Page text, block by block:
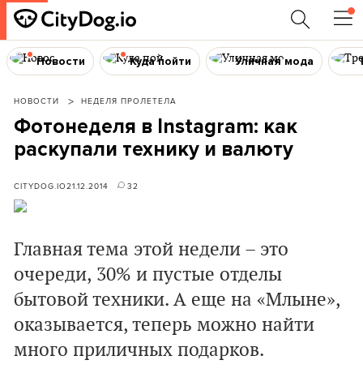
Новости Куда пойти Уличная мода
НОВОСТИ НЕДЕЛЯ ПРОЛЕТЕЛА
Фотонеделя в Instagram: как
раскупали технику и валюту
CITYDOG.IO21.12.2014 32
Главная тема этой недели – это
очереди, 30% и пустые отделы
бытовой техники. А еще на «Млыне»,
оказывается, теперь можно найти
много приличных подарков.